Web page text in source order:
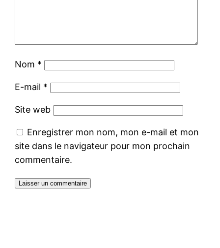
Nom *
E-mail *
Site web
Enregistrer mon nom, mon e-mail et mon
site dans le navigateur pour mon prochain
commentaire.